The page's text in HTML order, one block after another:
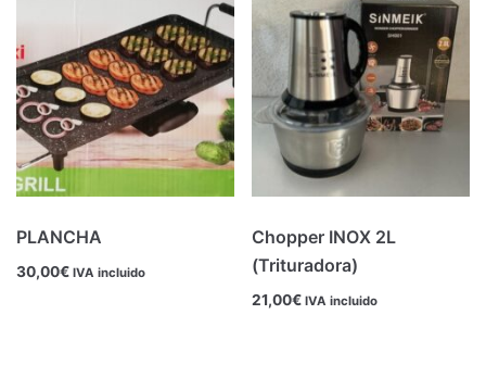
PLANCHA
30,00€ IVA incluido
Chopper INOX 2L
(Trituradora)
21,00€ IVA incluido